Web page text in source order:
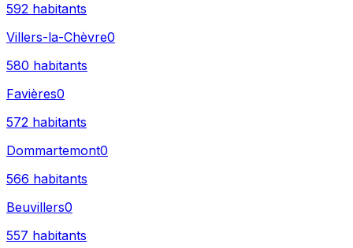
592 habitants
Villers-la-Chèvre0
580 habitants
Favières0
572 habitants
Dommartemont0
566 habitants
Beuvillers0
557 habitants